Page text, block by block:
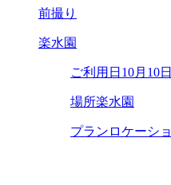
前撮り
楽水園
ご利用日 10月10日
場所楽水園
プラン ロケーシ